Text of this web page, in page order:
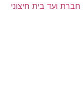
ועד בית חיצוני